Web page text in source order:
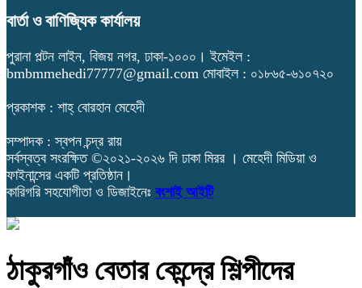
বার্তা ও বাণিজ্যিক কার্যালয়
পুরানা পল্টন লাইন, বিজয় নগর, ঢাকা-১০০০। ইমেইল :
bmbmmehedi77777@gmail.com মোবাইল : ০১৮৬৫-৬১০৭২০
প্রকাশক : শাহ্ বোরহান মেহেদী
সম্পাদক : স্বপন চন্দ্র রায়
সর্বস্বত্ব সংরক্ষিত ©২০২১-২০২৬ দি ঢাকা মিরর । মেহেদী মিডিয়া ও
ফাইনান্সের একটি প্রতিষ্ঠান।
কারিগরি সহযোগীতা ও ডিজাইনেঃ বংশাই আইটি
ঠাকুরগাঁও বেতার কেন্দ্রে শিল্পীদের